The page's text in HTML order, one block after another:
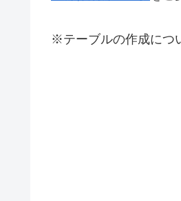
※テーブルの作成につ